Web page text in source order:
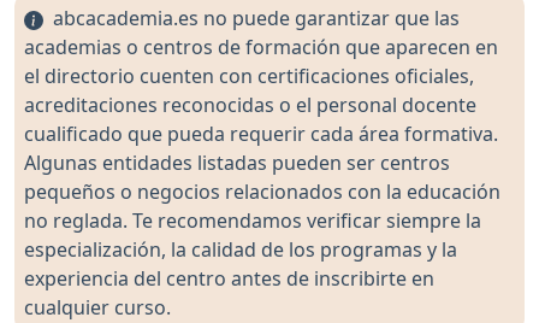
abcacademia.es no puede garantizar que las
academias o centros de formación que aparecen en
el directorio cuenten con certificaciones oficiales,
acreditaciones reconocidas o el personal docente
cualificado que pueda requerir cada área formativa.
Algunas entidades listadas pueden ser centros
pequeños o negocios relacionados con la educación
no reglada. Te recomendamos verificar siempre la
especialización, la calidad de los programas y la
experiencia del centro antes de inscribirte en
cualquier curso.